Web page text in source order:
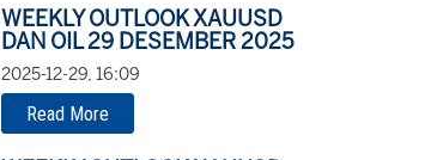
WEEKLY OUTLOOK XAUUSD
DAN OIL 29 DESEMBER 2025
2025-12-29, 16:09
Read More